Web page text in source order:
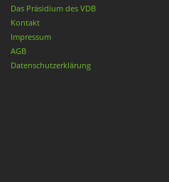
Das Präsidium des VDB
Kontakt
Impressum
AGB
Datenschutzerklärung